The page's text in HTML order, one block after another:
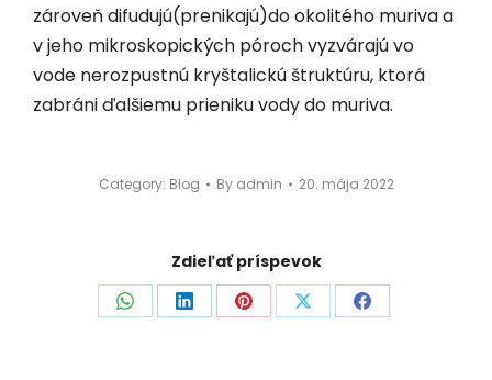
zároveň difudujú(prenikajú)do okolitého muriva a
v jeho mikroskopických póroch vyzvárajú vo
vode nerozpustnú kryštalickú štruktúru, ktorá
zabráni ďalšiemu prieniku vody do muriva.
Category: Blog By admin 20. mája 2022
Zdieľať príspevok
Share Share Share Share Share